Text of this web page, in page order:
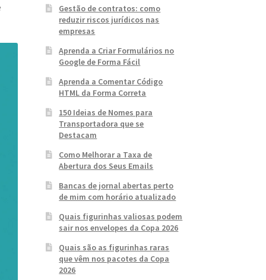
Gestão de contratos: como
reduzir riscos jurídicos nas
empresas
Aprenda a Criar Formulários no
Google de Forma Fácil
Aprenda a Comentar Código
HTML da Forma Correta
150 Ideias de Nomes para
Transportadora que se
Destacam
Como Melhorar a Taxa de
Abertura dos Seus Emails
Bancas de jornal abertas perto
de mim com horário atualizado
Quais figurinhas valiosas podem
sair nos envelopes da Copa 2026
Quais são as figurinhas raras
que vêm nos pacotes da Copa
2026